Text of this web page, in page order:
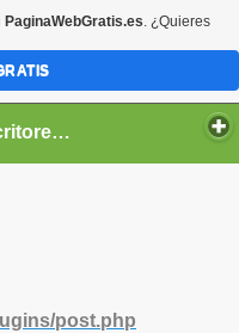
Escuela de Escritores "José Gorostiza"
post.php
PaginaWebGratis.es. ¿Quieres